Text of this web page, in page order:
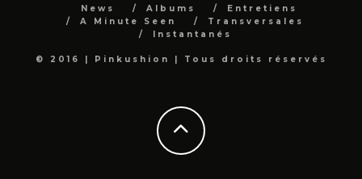
News Albums
Entretiens
A Minute Seen
Transversales
Instantanés
© 2016 | Pinkushion | Tous droits réservés